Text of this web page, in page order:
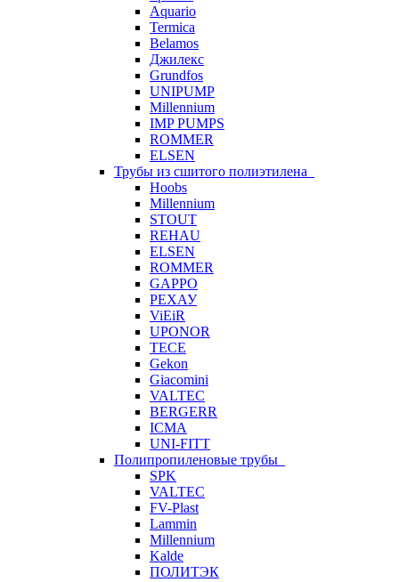
Aquario
Termica
Belamos
Джилекс
Grundfos
UNIPUMP
Millennium
IMP PUMPS
ROMMER
ELSEN
Трубы из сшитого полиэтилена
Hoobs
Millennium
STOUT
REHAU
ELSEN
ROMMER
GAPPO
РЕХАУ
ViEiR
UPONOR
TECE
Gekon
Giacomini
VALTEC
BERGERR
ICMA
UNI-FITT
Полипропиленовые трубы
SPK
VALTEC
FV-Plast
Lammin
Millennium
Kalde
ПОЛИТЭК